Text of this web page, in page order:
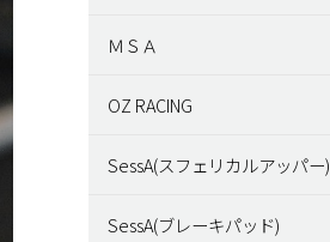
ＭＳＡ
OZ RACING
SessA(スフェリカルアッパー)
SessA(ブレーキパッド)